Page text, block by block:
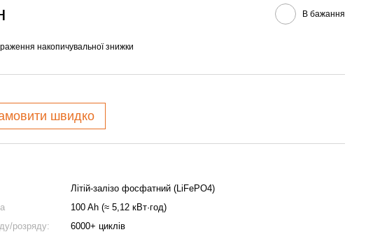
В бажання
накопичувальної знижки
швидко
Літій-залізо фосфатний (LiFePO4)
100 Ah (≈ 5,12 кВт·год)
розряду:
6000+ циклів